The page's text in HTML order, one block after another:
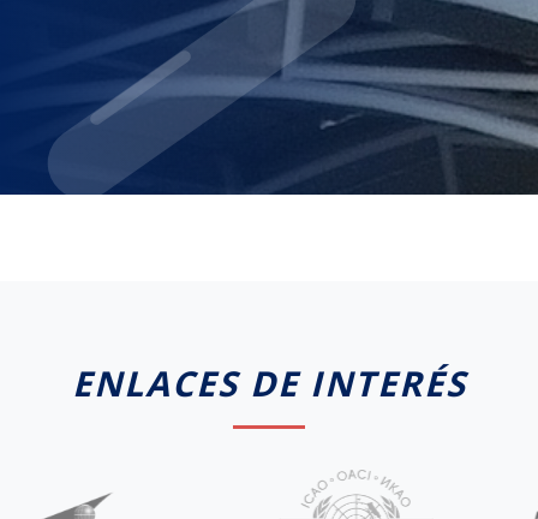
ENLACES DE INTERÉS